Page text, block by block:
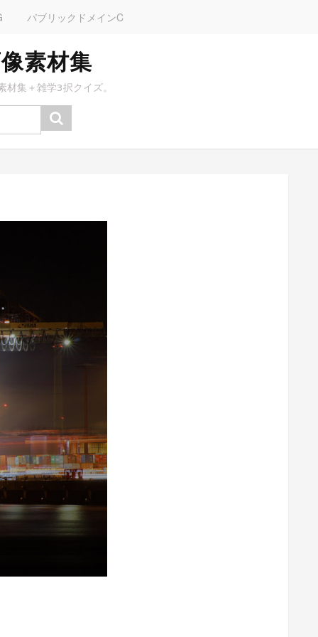
パブリックドメインC
素材集
集＋雑学3択クイズ。